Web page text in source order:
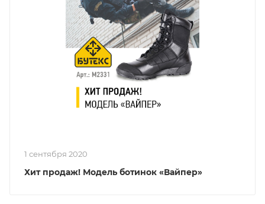
1 сентября 2020
Хит продаж! Модель ботинок «Вайпер»